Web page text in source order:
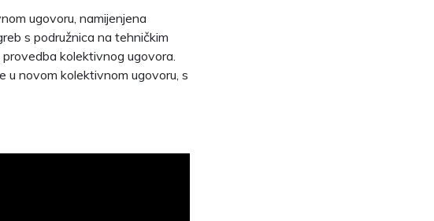
ugovoru, namijenjena
s podružnica na tehničkim
kolektivnog ugovora.
u novom kolektivnom ugovoru, s